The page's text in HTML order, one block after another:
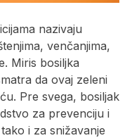
nazivaju
venčanjima,
Miris bosiljka
da ovaj zeleni
Pre svega, bosiljak
za prevenciju i
i za snižavanje